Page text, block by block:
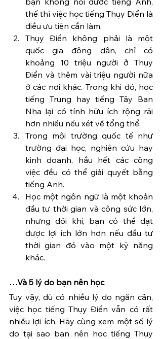
thế thì việc học tiếng Thụy Điển là
điều ưu tiên cần làm.
Thụy Điển không phải là một
quốc gia đông dân, chỉ có
khoảng 10 triệu người ở Thụy
Điển và thêm vài triệu người nữa
ở các nơi khác. Trong khi đó, học
tiếng Trung hay tiếng Tây Ban
Nha lại có tính hữu ích rộng rãi
hơn nhiều nếu xét về tổng thể.
Trong môi trường quốc tế như
trường đại học, nghiên cứu hay
kinh doanh, hầu hết các công
việc đều có thể giải quyết bằng
tiếng Anh.
Học một ngôn ngữ là một khoản
đầu tư thời gian và công sức lớn,
nhưng đôi khi, bạn có thể đạt
được lợi ích lớn hơn nếu đầu tư
thời gian đó vào một kỹ năng
khác.
…Và 5 lý do bạn nên học
Tuy vậy, dù có nhiều lý do ngăn cản,
việc học tiếng Thụy Điển vẫn có rất
nhiều lợi ích. Hãy cùng xem một số lý
do tại sao bạn nên học tiếng Thụy